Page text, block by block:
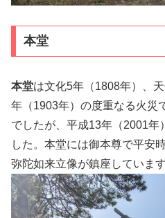
本堂
本堂は文化5年（1808年）、
年（1903年）の度重なる火災
でしたが、平成13年（2001年
した。本堂には御本尊で平安
弥陀如来立像が鎮座しています